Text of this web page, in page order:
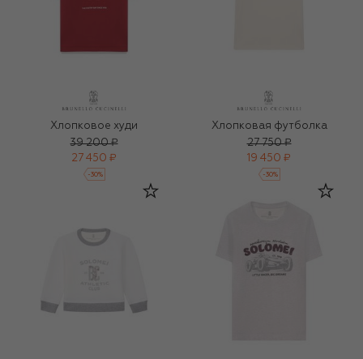
Хлопковое худи
39 200 ₽
27 450 ₽
-30%
Хлопковая футболка
27 750 ₽
19 450 ₽
-30%